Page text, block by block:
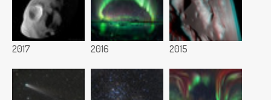
2017 2016 2015